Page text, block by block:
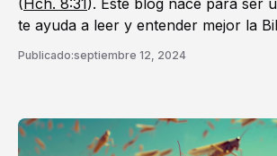
(Hch. 8:31). Este blog nace para ser
te ayuda a leer y entender mejor la
Publicado:septiembre 12, 2024